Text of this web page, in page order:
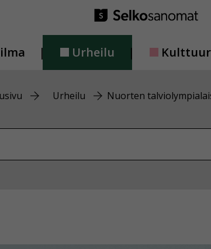
Urheilu
Urheilu Nuorten
sivustolta